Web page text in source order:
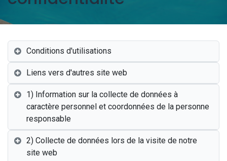
Conditions d'utilisations
Liens vers d'autres site web
1) Information sur la collecte de données à
caractère personnel et coordonnées de la personne
responsable
2) Collecte de données lors de la visite de notre
site web